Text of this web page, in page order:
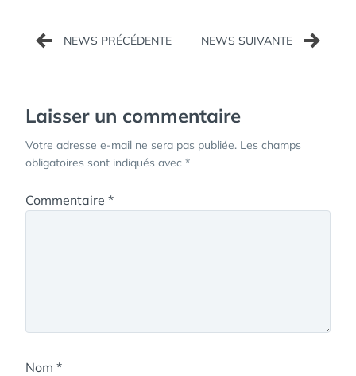
Navigation
de
Laisser un commentaire
Votre adresse e-mail ne sera pas publiée. Les champs
obligatoires sont indiqués avec *
Commentaire *
Nom *